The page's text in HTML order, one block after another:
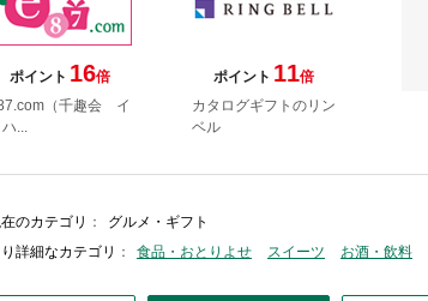
ポイント 16倍
（千趣会 イ
ハ...
ポイント 11倍
カタログギフトのリン
ベル
のカテゴリ ：
グルメ・ギフト
詳細なカテゴリ ： 食品・おとりよせ スイーツ お酒・飲料